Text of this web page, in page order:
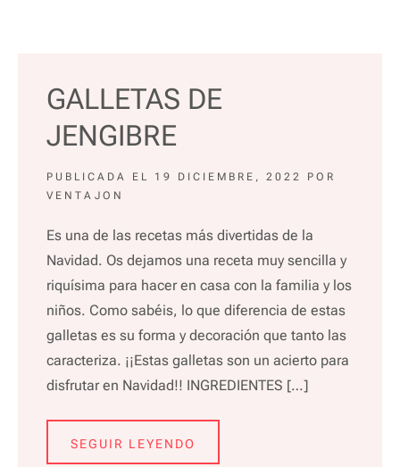
GALLETAS DE
JENGIBRE
PUBLICADA EL 19 DICIEMBRE, 2022
POR
VENTAJON
Es una de las recetas más divertidas de la
Navidad. Os dejamos una receta muy sencilla y
riquísima para hacer en casa con la familia y los
niños. Como sabéis, lo que diferencia de estas
galletas es su forma y decoración que tanto las
caracteriza. ¡¡Estas galletas son un acierto para
disfrutar en Navidad!! INGREDIENTES […]
SEGUIR LEYENDO